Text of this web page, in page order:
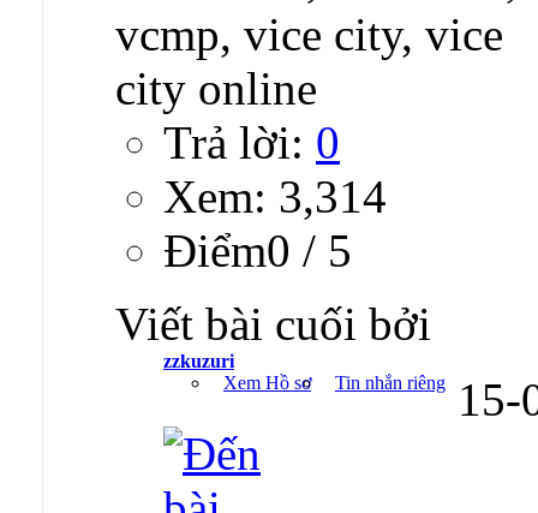
Trả lời: 0
Xem: 3,314
Ðiểm0 / 5
Viết bài cuối bởi
zzkuzuri
Xem Hồ sơ
Tin nhắn riêng